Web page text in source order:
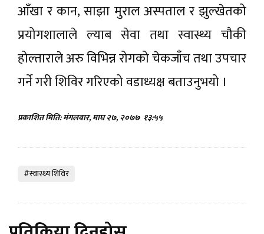
आँखा र कान, साझा मुराल अस्पताल र झुल्खेतको
प्रयोगशालाले ल्याब सेवा तथा स्वास्थ्य चौकी
होल्ताराले अरु विभिन्न रोगको चेकजाँच तथा उपचार
गर्ने गरी शिविर गरिएको वडाध्यक्ष बताउनुभयो ।
प्रकाशित मिति: मंगलबार, माघ २७, २०७७ १३:५५
#स्वास्थ्य शिविर